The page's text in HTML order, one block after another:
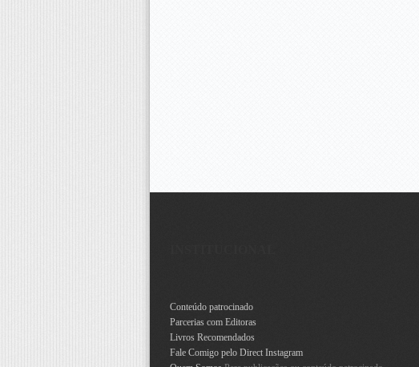
Conteúdo patrocinado
Parcerias com Editoras
Livros Recomendados
Fale Comigo pelo Direct Instagram